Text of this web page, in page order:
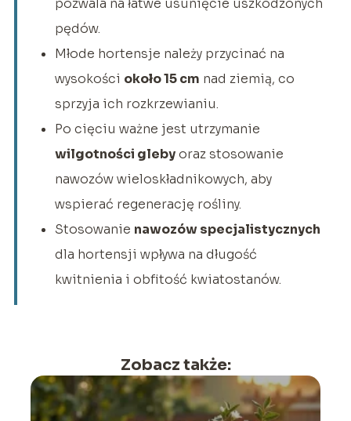
pędów.
Młode hortensje należy przycinać na
wysokości około 15 cm nad ziemią, co
sprzyja ich rozkrzewianiu.
Po cięciu ważne jest utrzymanie
wilgotności glebyoraz stosowanie
nawozów wieloskładnikowych, aby
wspierać regenerację rośliny.
Stosowanie nawozów specjalistycznych
dla hortensji wpływa na długość
kwitnienia i obfitość kwiatostanów.
Zobacz także: